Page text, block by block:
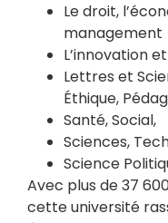
Le droit,
management
L’innovation
Lettres et
Éthique,
Santé, Social,
Sciences,
Science
Avec plus de 37
cette université